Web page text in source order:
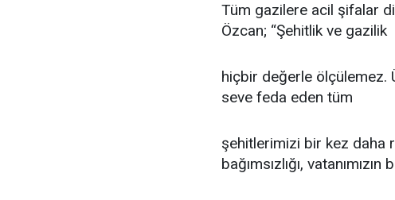
Tüm gazilere acil şifalar
Özcan; “Şehitlik ve gazilik
hiçbir değerle ölçülemez.
seve feda eden tüm
şehitlerimizi bir kez daha
bağımsızlığı, vatanımızın